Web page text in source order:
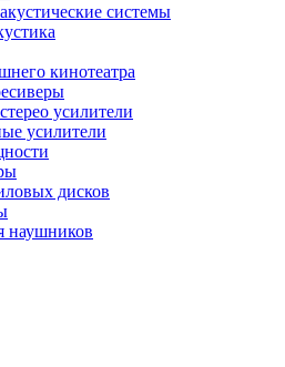
системы
кинотеатра
усилители
усилители
дисков
наушников